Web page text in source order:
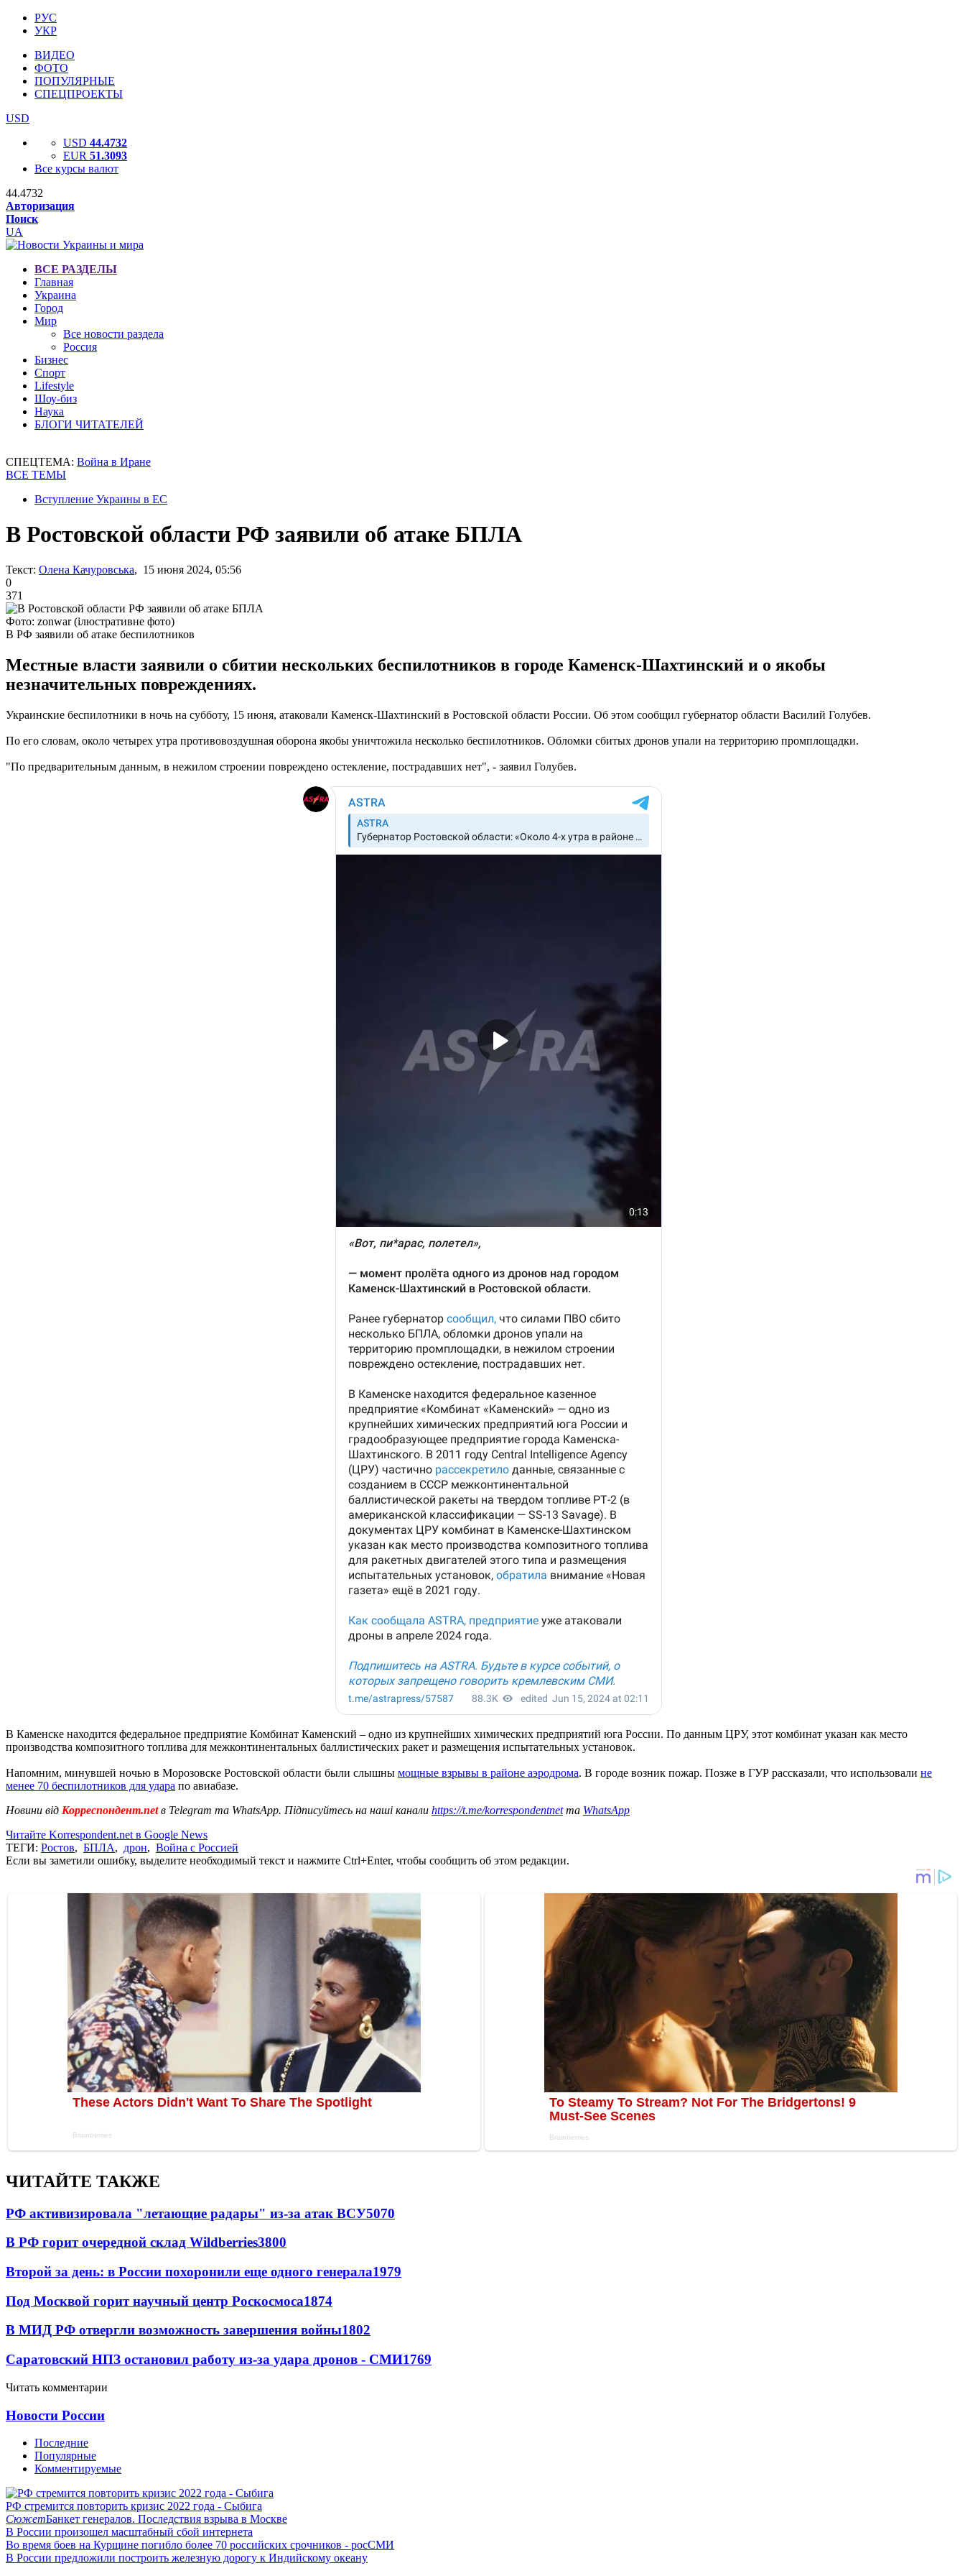
РУС
УКР
ВИДЕО
ФОТО
ПОПУЛЯРНЫЕ
СПЕЦПРОЕКТЫ
USD
USD 44.4732
EUR 51.3093
Все курсы валют
44.4732
Авторизация
Поиск
UA
ВСЕ РАЗДЕЛЫ
Главная
Украина
Город
Мир
Все новости раздела
Россия
Бизнес
Спорт
Lifestyle
Шоу-биз
Наука
БЛОГИ ЧИТАТЕЛЕЙ
СПЕЦТЕМА: Война в Иране
ВСЕ ТЕМЫ
Вступление Украины в ЕС
В Ростовской области РФ заявили об атаке БПЛА
Текст: Олена Качуровська, 15 июня 2024, 05:56
0
371
Фото: zonwar (ілюстративне фото)
В РФ заявили об атаке беспилотников
Местные власти заявили о сбитии нескольких беспилотников в городе Каменск-Шахтинский и о якобы
незначительных повреждениях.
Украинские беспилотники в ночь на субботу, 15 июня, атаковали Каменск-Шахтинский в Ростовской области России. Об этом сообщил губернатор области Василий Голубев.
По его словам, около четырех утра противовоздушная оборона якобы уничтожила несколько беспилотников. Обломки сбитых дронов упали на территорию промплощадки.
"По предварительным данным, в нежилом строении повреждено остекление, пострадавших нет", - заявил Голубев.
В Каменске находится федеральное предприятие Комбинат Каменский – одно из крупнейших химических предприятий юга России. По данным ЦРУ, этот комбинат указан как место
производства композитного топлива для межконтинентальных баллистических ракет и размещения испытательных установок.
Напомним, минувшей ночью в Морозовске Ростовской области были слышны мощные взрывы в районе аэродрома. В городе возник пожар. Позже в ГУР рассказали, что использовали не
менее 70 беспилотников для удара по авиабазе.
Новини від Корреспондент.netв Telegram та WhatsApp. Підписуйтесь на наші канали https://t.me/korrespondentnetта WhatsApp
Читайте Korrespondent.net в Google News
ТЕГИ: Ростов, БПЛА, дрон, Война с Россией
Если вы заметили ошибку, выделите необходимый текст и нажмите Ctrl+Enter, чтобы сообщить об этом редакции.
ЧИТАЙТЕ ТАКЖЕ
РФ активизировала "летающие радары" из-за атак ВСУ5070
В РФ горит очередной склад Wildberries3800
Второй за день: в России похоронили еще одного генерала1979
Под Москвой горит научный центр Роскосмоса1874
В МИД РФ отвергли возможность завершения войны1802
Саратовский НПЗ остановил работу из-за удара дронов - СМИ1769
Читать комментарии
Новости России
Последние
Популярные
Комментируемые
РФ стремится повторить кризис 2022 года - Сыбига
СюжетБанкет генералов. Последствия взрыва в Москве
В России произошел масштабный сбой интернета
Во время боев на Курщине погибло более 70 российских срочников - росСМИ
В России предложили построить железную дорогу к Индийскому океану